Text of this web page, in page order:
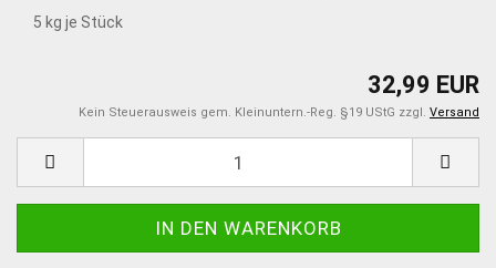
5 kg je Stück
32,99 EUR
Kein Steuerausweis gem. Kleinuntern.-Reg. §19 UStG zzgl. Versand